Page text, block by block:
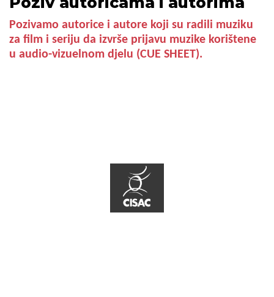
Pozivamo autorice i autore koji su radili muziku
za film i seriju da izvrše prijavu muzike korištene
u audio-vizuelnom djelu (CUE SHEET).